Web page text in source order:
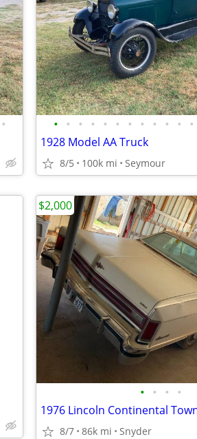
• • • • • • • • • • • • •
1928 Model AA Truck
8/5 100k mi Seymour
• • • •
1976 Lincoln Continental
8/7 86k mi Snyder
$2,000